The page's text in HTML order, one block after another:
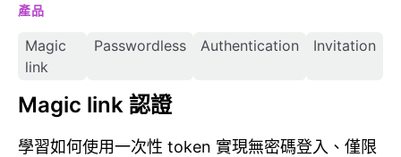
產品
Magic
link
Passwordless Authentication Invitation
Magic link 認證
學習如何使用一次性 token 實現無密碼登入、僅限